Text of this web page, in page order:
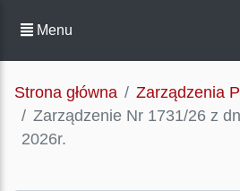
Menu
Strona główna
Zarządzenia
Zarządzenie Nr 1731/26 z
2026r.